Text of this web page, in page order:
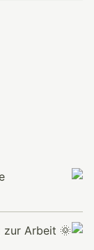
zur Arbeit 🌞